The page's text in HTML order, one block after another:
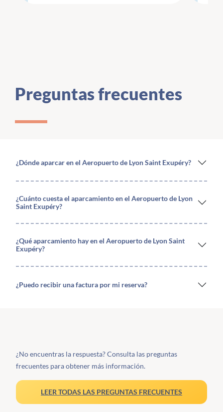
Preguntas frecuentes
¿Dónde aparcar en el Aeropuerto de Lyon Saint Exupéry?
¿Cuánto cuesta el aparcamiento en el Aeropuerto de Lyon
Saint Exupéry?
¿Qué aparcamiento hay en el Aeropuerto de Lyon Saint
Exupéry?
¿Puedo recibir una factura por mi reserva?
¿No encuentras la respuesta? Consulta las preguntas
frecuentes para obtener más información.
LEER TODAS LAS PREGUNTAS FRECUENTES